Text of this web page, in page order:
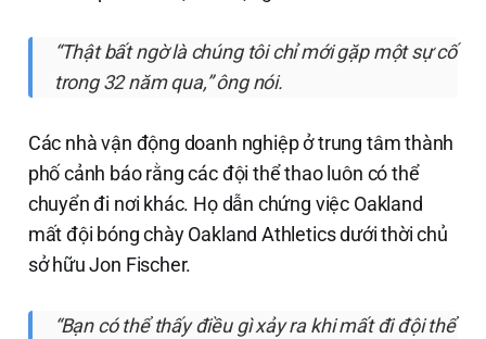
“Thật bất ngờ là chúng tôi chỉ mới gặp một sự cố
trong 32 năm qua,” ông nói.
Các nhà vận động doanh nghiệp ở trung tâm thành
phố cảnh báo rằng các đội thể thao luôn có thể
chuyển đi nơi khác. Họ dẫn chứng việc Oakland
mất đội bóng chày Oakland Athletics dưới thời chủ
sở hữu Jon Fischer.
“Bạn có thể thấy điều gì xảy ra khi mất đi đội thể